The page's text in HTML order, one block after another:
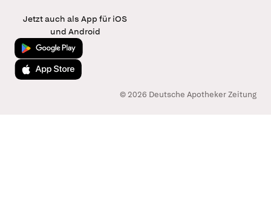
Jetzt auch als App für iOS
und Android
Jetzt bei Google Play
Laden im App Store
© 2026 Deutsche Apotheker Zeitung